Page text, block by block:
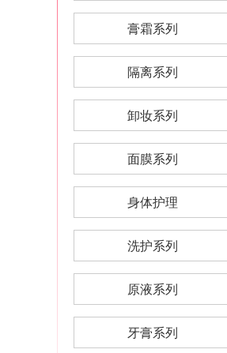
膏霜系列
隔离系列
卸妆系列
面膜系列
身体护理
洗护系列
原液系列
牙膏系列